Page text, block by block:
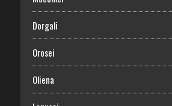
Dorgali
Orosei
Oliena